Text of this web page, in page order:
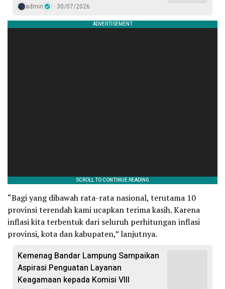
admin 30/07/2026
“Bagi yang dibawah rata-rata nasional, terutama 10
provinsi terendah kami ucapkan terima kasih. Karena
inflasi kita terbentuk dari seluruh perhitungan inflasi
provinsi, kota dan kabupaten,” lanjutnya.
Kemenag Bandar Lampung Sampaikan
Aspirasi Penguatan Layanan
Keagamaan kepada Komisi VIII